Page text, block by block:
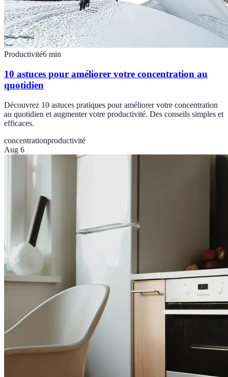
Productivité6 min
10 astuces pour améliorer votre concentration au
quotidien
Découvrez 10 astuces pratiques pour améliorer votre concentration
au quotidien et augmenter votre productivité. Des conseils simples et
efficaces.
concentrationproductivité
Aug 6